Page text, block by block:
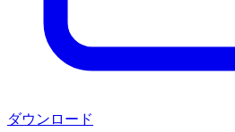
ダウンロード